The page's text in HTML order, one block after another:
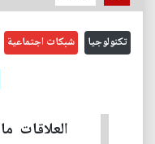
تكنولوجيا شبكات اجتماعية
العلاقات